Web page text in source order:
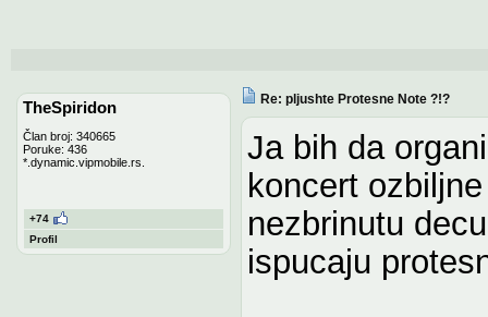
TheSpiridon
Član broj: 340665
Poruke: 436
*.dynamic.vipmobile.rs.
+74
Profil
Re: pljushte Protesne Note ?!?
Ja bih da
koncert
nezbrinutu
ispucaju